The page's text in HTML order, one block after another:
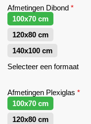
Afmetingen Dibond *
100x70 cm
120x80 cm
140x100 cm
Selecteer een formaat
Afmetingen Plexiglas *
100x70 cm
120x80 cm